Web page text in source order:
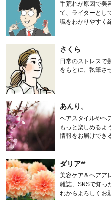
手荒れが原因で美
て、ライターとし
識をわかりやすく
さくら
日常のストレスで
をもとに、執筆さ
あんり。
ヘアスタイルやヘ
もっと楽しめるよ
情報をお届けでき
ダリア**
美容ケア＆ヘアア
雑誌、SNSで知っ
れからよろしくお